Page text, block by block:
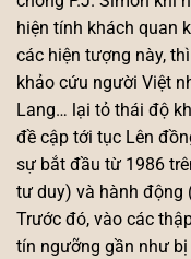
hiện tính khách quan
các hiện tượng này,
khảo cứu người Việt
Lang… lại tỏ thái độ
đề cập tới tục Lên
sự bắt đầu từ 1986
tư duy) và hành động
Trước đó, vào các
tín ngưỡng gần như